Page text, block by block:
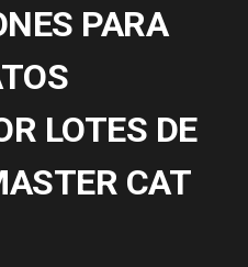
PARA
LOTES DE
CAT